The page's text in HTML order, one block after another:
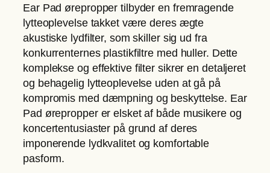
r
:
2
4
5
,
0
0
k
5
,
0
0
k
r
.
.
a
r
P
a
d
Ø
r
e
p
r
o
Ear Pad ørepropper tilbyder en fremragende
lytteoplevelse takket være deres ægte
akustiske lydfilter, som skiller sig ud fra
konkurrenternes plastikfiltre med huller. Dette
komplekse og effektive filter sikrer en detaljeret
og behagelig lytteoplevelse uden at gå på
kompromis med dæmpning og beskyttelse. Ear
Pad ørepropper er elsket af både musikere og
koncertentusiaster på grund af deres
imponerende lydkvalitet og komfortable
pasform.